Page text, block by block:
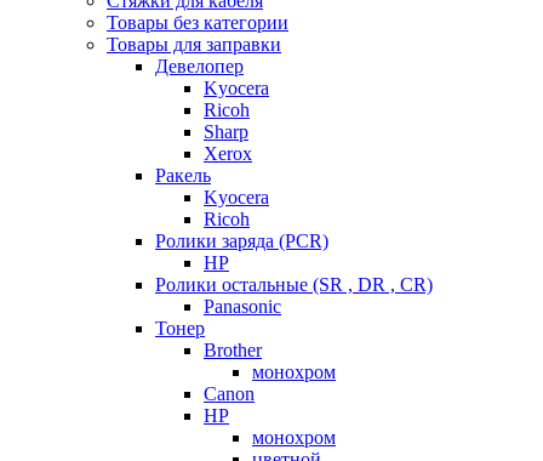
Товары без категории
Товары для заправки
Девелопер
Kyocera
Ricoh
Sharp
Xerox
Ракель
Kyocera
Ricoh
Ролики заряда (PCR)
HP
Ролики остальные (SR , DR , CR)
Panasonic
Тонер
Brother
монохром
Canon
HP
монохром